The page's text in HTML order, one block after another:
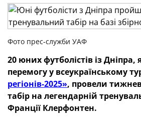
Фото прес-служби УАФ
20 юних футболістів із Дніпра,
перемогу у всеукраїнському
регіонів-2025», провели
табір на легендарній
Франції Клерфонтен.